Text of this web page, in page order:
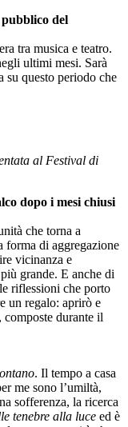
del
tra musica e teatro.
ultimi mesi. Sarà
su questo periodo che
al Festival di
dopo i mesi chiusi
che torna a
forma di aggregazione
vicinanza e
grande. E anche di
riflessioni che porto
un regalo: aprirò e
durante il
. Il tempo a casa
me sono l’umiltà,
sofferenza, la ricerca
tenebre alla luce ed è